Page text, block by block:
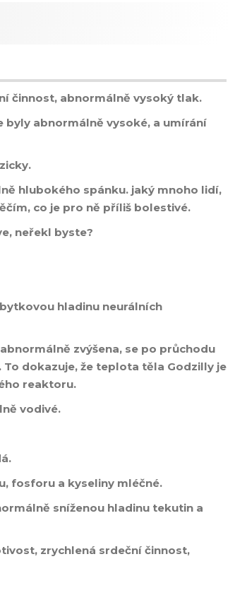
činnost, abnormálně vysoký tlak.
abnormálně vysoké, a umírání
hlubokého spánku. jaký mnoho lidí,
co je pro ně příliš bolestivé.
neřekl byste?
hladinu neurálních
zvýšena, se po průchodu
dokazuje, že teplota těla Godzilly je
reaktoru.
vodivé.
fosforu a kyseliny mléčné.
sníženou hladinu tekutin a
zrychlená srdeční činnost,